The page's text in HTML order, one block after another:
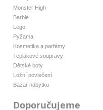
Monster High
Barbie
Lego
Pyžama
Kosmetika a parfémy
Teplákové soupravy
Dětské boty
Ložní povlečení
Bazar nábytku
Doporučujeme